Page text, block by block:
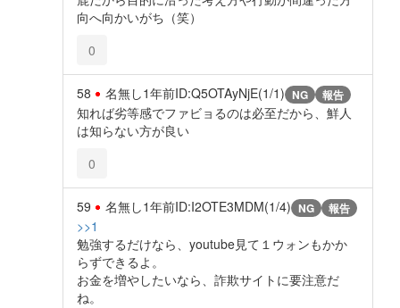
向へ向かいがち（笑）
0
58 名無し1年前ID:Q5OTAyNjE(1/1) NG 報告
知れば劣等感でファビョるのは必至だから、鮮人
は知らない方が良い
0
59 名無し1年前ID:I2OTE3MDM(1/4) NG 報告
>>1
勉強するだけなら、youtube見て１ウォンもかか
らずできるよ。
お金を増やしたいなら、詐欺サイトに要注意だ
ね。